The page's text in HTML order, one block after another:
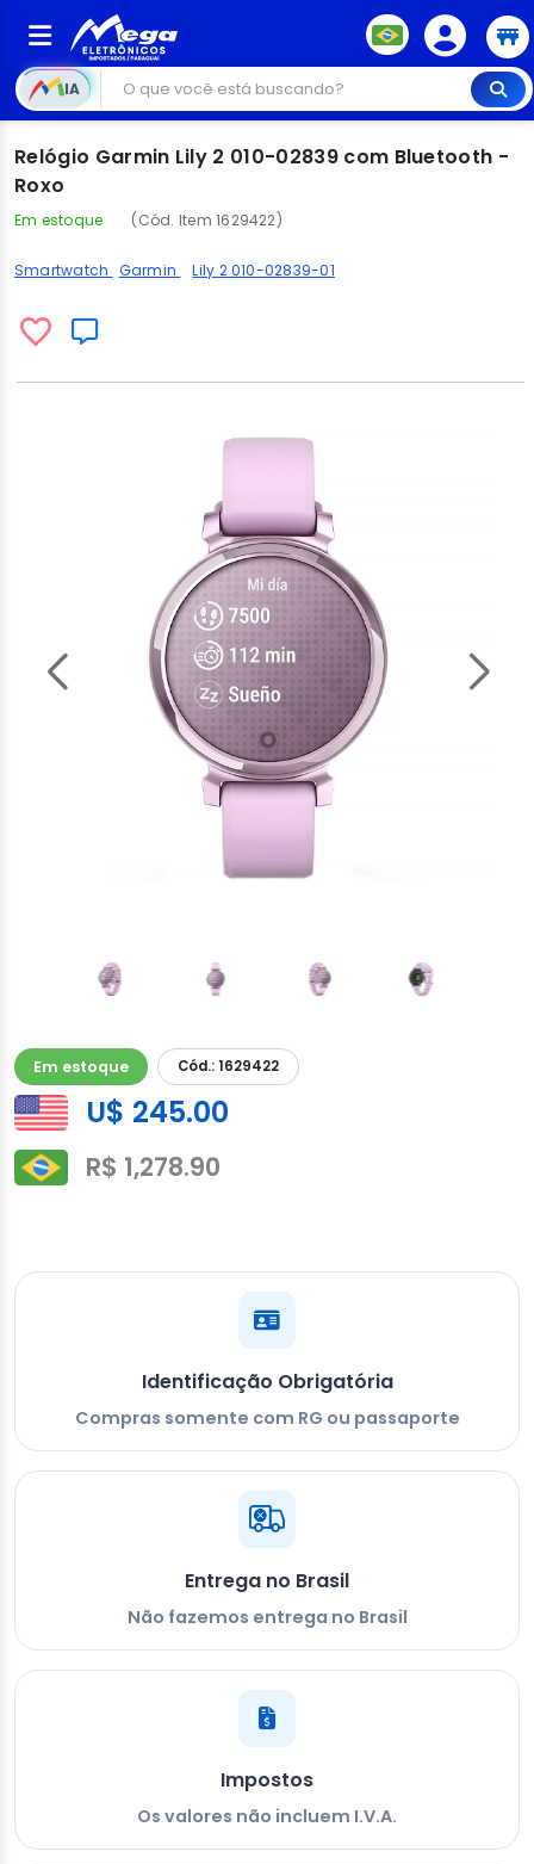
IA
Relógio Garmin Lily 2 010-02839 com Bluetooth -
Roxo
Em estoque (Cód. Item 1629422)
Smartwatch Garmin Lily 2 010-02839-01
Em estoque Cód.: 1629422
U$ 245.00
R$ 1,278.90
Identificação Obrigatória
Compras somente com RG ou passaporte
Entrega no Brasil
Não fazemos entrega no Brasil
Impostos
Os valores não incluem I.V.A.